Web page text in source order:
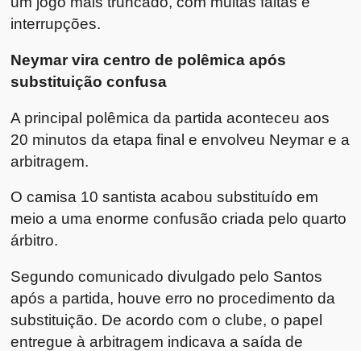
interrupções.
Neymar vira centro de polêmica após
substituição confusa
A principal polêmica da partida aconteceu aos
20 minutos da etapa final e envolveu Neymar e a
arbitragem.
O camisa 10 santista acabou substituído em
meio a uma enorme confusão criada pelo quarto
árbitro.
Segundo comunicado divulgado pelo Santos
após a partida, houve erro no procedimento da
substituição. De acordo com o clube, o papel
entregue à arbitragem indicava a saída de